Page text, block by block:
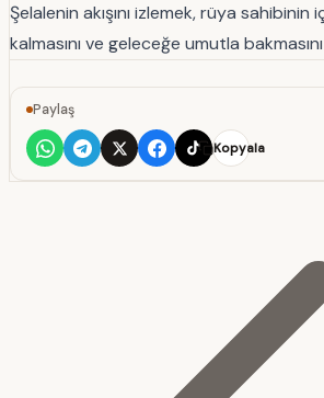
Şelalenin akışını izlemek, rüya sahibinin
kalmasını ve geleceğe umutla
Paylaş
Kopyala